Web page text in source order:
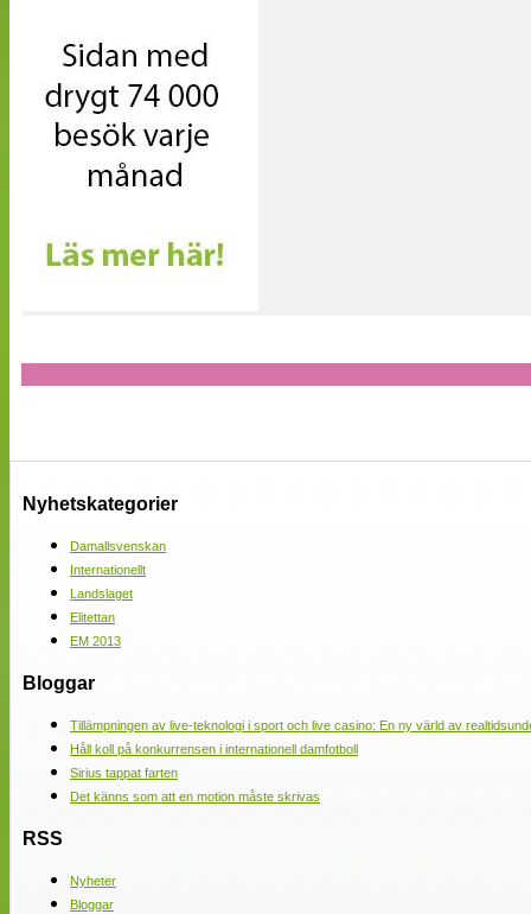
Nyhetskategorier
Damallsvenskan
Internationellt
Landslaget
Elitettan
EM 2013
Bloggar
Tillämpningen av live-teknologi i sport och live casino: En ny värld av
Håll koll på konkurrensen i internationell damfotboll
Sirius tappat farten
Det känns som att en motion måste skrivas
RSS
Nyheter
Bloggar